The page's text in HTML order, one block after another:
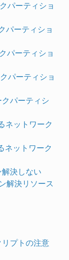
パーティショ
パーティショ
パーティショ
パーティショ
パーティシ
ネットワーク
ネットワーク
決しない
解決リソース
プトの注意